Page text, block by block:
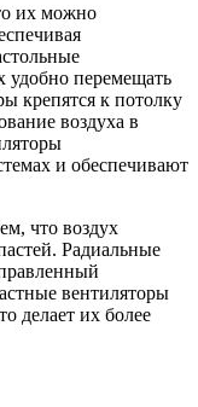
их можно
перемещать
крепятся к потолку
воздуха в
и обеспечивают
что воздух
Радиальные
вентиляторы
делает их более